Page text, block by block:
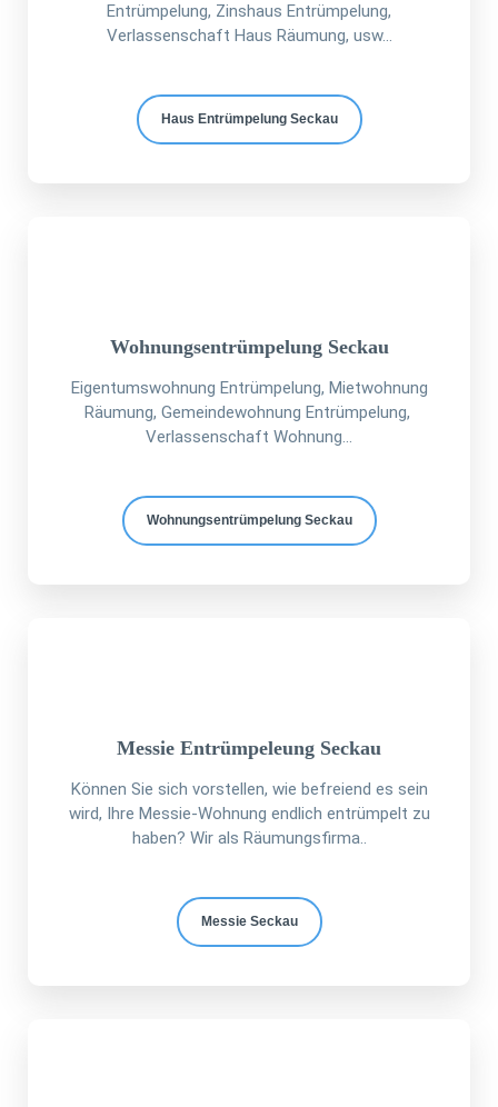
Entrümpelung, Zinshaus Entrümpelung,
Verlassenschaft Haus Räumung, usw...
Haus Entrümpelung Seckau
Wohnungsentrümpelung Seckau
Eigentumswohnung Entrümpelung, Mietwohnung
Räumung, Gemeindewohnung Entrümpelung,
Verlassenschaft Wohnung...
Wohnungsentrümpelung Seckau
Messie Entrümpeleung Seckau
Können Sie sich vorstellen, wie befreiend es sein
wird, Ihre Messie-Wohnung endlich entrümpelt zu
haben? Wir als Räumungsfirma..
Messie Seckau